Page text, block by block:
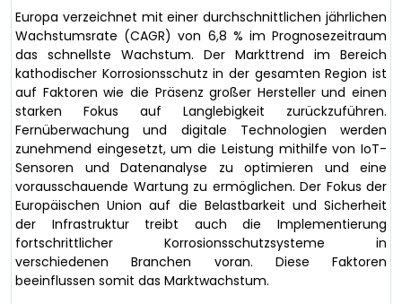
Europa verzeichnet mit einer durchschnittlichen jährlichen
Wachstumsrate (CAGR) von 6,8 % im Prognosezeitraum
das schnellste Wachstum. Der Markttrend im Bereich
kathodischer Korrosionsschutz in der gesamten Region ist
auf Faktoren wie die Präsenz großer Hersteller und einen
starken Fokus auf Langlebigkeit zurückzuführen.
Fernüberwachung und digitale Technologien werden
zunehmend eingesetzt, um die Leistung mithilfe von IoT-
Sensoren und Datenanalyse zu optimieren und eine
vorausschauende Wartung zu ermöglichen. Der Fokus der
Europäischen Union auf die Belastbarkeit und Sicherheit
der Infrastruktur treibt auch die Implementierung
fortschrittlicher Korrosionsschutzsysteme in
verschiedenen Branchen voran. Diese Faktoren
beeinflussen somit das Marktwachstum.